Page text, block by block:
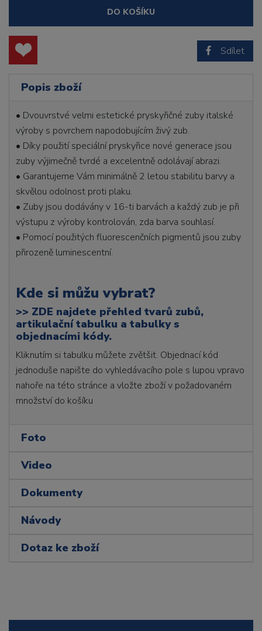
DO KOŠÍKU
Sdílet
Popis zboží
• Dvouvrstvé velmi estetické pryskyřičné zuby italské
výroby s povrchem napodobujícím živý zub.
• Díky použití speciální pryskyřice nové generace jsou
zuby výjimečně tvrdé a excelentně odolávají abrazi.
• Garantujeme Vám minimálně 2 letou stabilitu barvy a
skvělou odolnost proti plaku.
• Zuby jsou dodávány v 16-ti barvách a každý zub je při
výstupu z výroby kontrolován, zda barva souhlasí.
• Pomocí použitých fluorescenčních pigmentů jsou zuby
přirozeně luminescentní.
Kde si můžu vybrat?
>> ZDE najdete přehled tvarů zubů,
artikulační tabulku a tabulky s
objednacími kódy.
Kliknutím si tabulku můžete zvětšit. Objednací kód
jednoduše napište do vyhledávacího pole s lupou vpravo
nahoře na této stránce a vložte zboží v požadovaném
množství do košíku
Foto
Video
Dokumenty
Návody
Dotaz ke zboží